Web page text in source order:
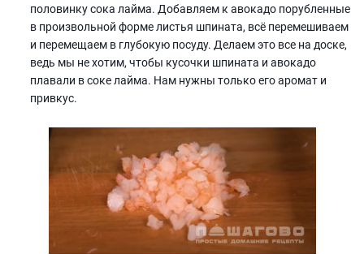
половинку сока лайма. Добавляем к авокадо порубленные
в произвольной форме листья шпината, всё перемешиваем
и перемещаем в глубокую посуду. Делаем это все на доске,
ведь мы не хотим, чтобы кусочки шпината и авокадо
плавали в соке лайма. Нам нужны только его аромат и
привкус.